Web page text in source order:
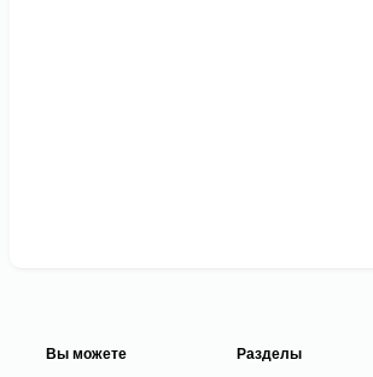
Вы можете Разделы